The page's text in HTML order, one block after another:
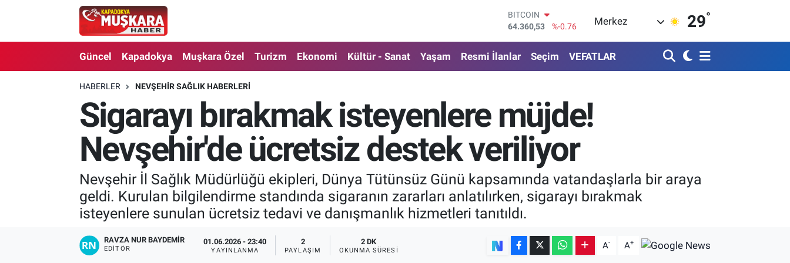
DOLAR
47,7069
%0.17
55,0265
%0.01
STERLİN
64,1897
%0.02
BİST100
13.887
%64
BITCOIN
64.360,53
%-0.76
Merkez 29°
Güncel Kapadokya Muşkara Özel Turizm Ekonomi Kültür - Sanat Yaşam Resmi İlanlar Seçim VEFATLAR
HABERLER NEVŞEHIR SAĞLIK HABERLERI
Sigarayı bırakmak isteyenlere müjde!
Nevşehir'de ücretsiz destek veriliyor
Nevşehir İl Sağlık Müdürlüğü ekipleri, Dünya Tütünsüz Günü kapsamında vatandaşlarla bir araya
geldi. Kurulan bilgilendirme standında sigaranın zararları anlatılırken, sigarayı bırakmak
isteyenlere sunulan ücretsiz tedavi ve danışmanlık hizmetleri tanıtıldı.
RAVZA NUR BAYDEMIR
EDITÖR
01.06.2026 - 23:40
YAYINLANMA
2
PAYLAŞIM
2 DK
OKUNMA SÜRESI A- A+
CANLI SEÇİM SONUÇLARI
Güncel
Muşkara Özel
Kapadokya
Kültür - Sanat
Nevşehir Nöbetçi Eczaneler
Nevşehir Hava Durumu
Nevşehir Trafik Yoğunluk Haritası
Süper Lig Puan Durumu ve Fikstür
Tüm Manşetler
Son Dakika Haberleri